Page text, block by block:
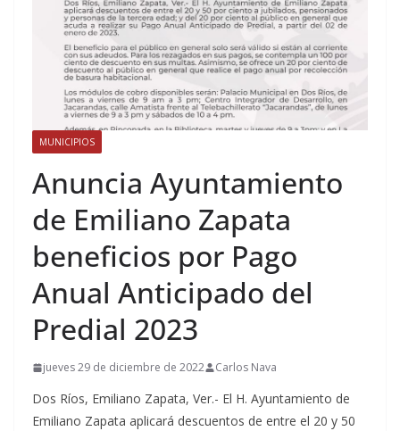
MUNICIPIOS
Anuncia Ayuntamiento
de Emiliano Zapata
beneficios por Pago
Anual Anticipado del
Predial 2023
jueves 29 de diciembre de 2022 Carlos Nava
Dos Ríos, Emiliano Zapata, Ver.- El H. Ayuntamiento de
Emiliano Zapata aplicará descuentos de entre el 20 y 50